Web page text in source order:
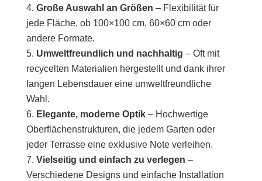
Große Auswahl an Größen – Flexibilität für
jede Fläche, ob 100×100 cm, 60×60 cm oder
andere Formate.
Umweltfreundlich und nachhaltig – Oft mit
recycelten Materialien hergestellt und dank ihrer
langen Lebensdauer eine umweltfreundliche
Wahl.
Elegante, moderne Optik– Hochwertige
Oberflächenstrukturen, die jedem Garten oder
jeder Terrasse eine exklusive Note verleihen.
Vielseitig und einfach zu verlegen –
Verschiedene Designs und einfache Installation